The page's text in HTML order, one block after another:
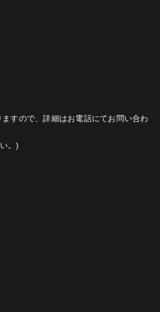
すので、詳細はお電話にてお問い合わ
。)